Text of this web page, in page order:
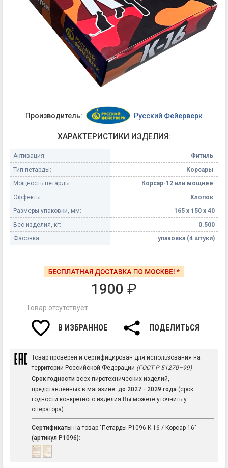
Производитель: Русский Фейерверк
ХАРАКТЕРИСТИКИ ИЗДЕЛИЯ:
Активация:
Фитиль
Тип петарды:
Корсары
Мощность петарды:
Корсар-12 или мощнее
Эффекты:
Хлопок
Размеры упаковки, мм:
165 х 150 х 40
Вес изделия, кг:
0.500
Фасовка:
упаковка (4 штуки)
1900 ₽
Товар отсутствует
В ИЗБРАННОЕ ПОДЕЛИТЬСЯ
Товар проверен и сертифицирован для использования на
территории Российской Федерации (ГОСТ Р 51270–99)
Срок годности всех пиротехнических изделий,
представленных в магазине: до 2027 - 2029 года (срок
годности конкретного изделия Вы можете уточнить у
оператора)
Сертификаты на товар "Петарды Р1096 К-16 / Корсар-16"
(артикул Р1096):